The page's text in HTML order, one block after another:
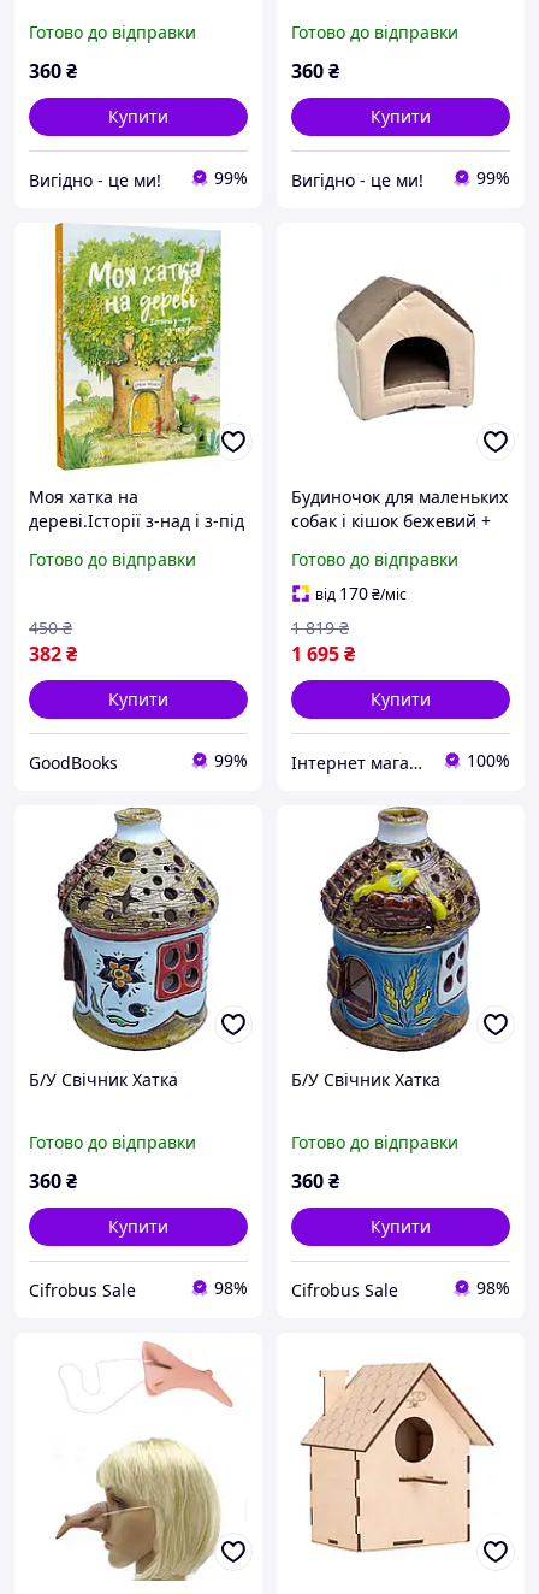
Готово до відправки
360₴
Купити
Вигiдно - це ми! 99%
Готово до відправки
360₴
Купити
Вигiдно - це ми! 99%
Моя хатка на
дереві.Історії з-над і з-під
- ХХІ (371105)
Готово до відправки
382₴
450 ₴
Купити
GoodBooks 99%
Будиночок для маленьких
собак і кішок бежевий +
Готово до відправки
від 170₴/міс
1 695₴
1 819 ₴
Купити
Інтернет магазин "Tutmag" 100%
Б/У Свічник Хатка
Готово до відправки
360₴
Купити
Cifrobus Sale 98%
Б/У Свічник Хатка
Готово до відправки
360₴
Купити
Cifrobus Sale 98%